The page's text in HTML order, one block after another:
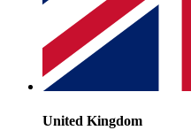
United Kingdom